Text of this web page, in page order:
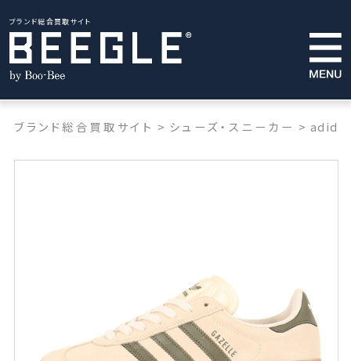
ブランド総合買取サイト
ブランド総合買取サイト > シューズ・スニーカー >